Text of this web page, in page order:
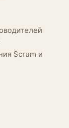
Scrum и